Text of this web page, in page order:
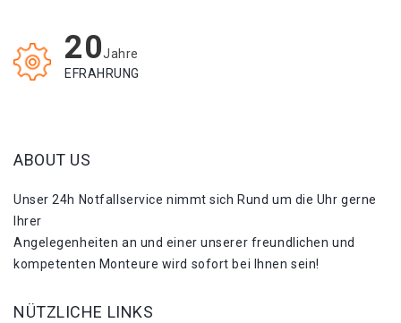
20Jahre
EFRAHRUNG
ABOUT US
Unser 24h Notfallservice nimmt sich Rund um die Uhr gerne
Ihrer
Angelegenheiten an und einer unserer freundlichen und
kompetenten Monteure wird sofort bei Ihnen sein!
NÜTZLICHE LINKS